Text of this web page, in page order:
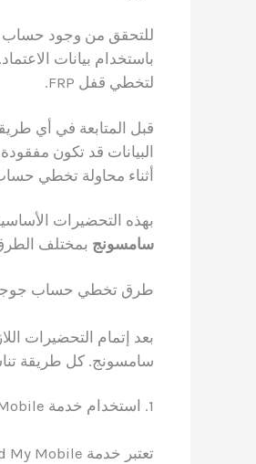
باستخدام بيانات
لتخطي قفل FRP.
قبل المتابعة في أي
البيانات قد تكون
أثناء محاولة تخطي
بهذه التحضيرات
سامسونج بمختلف
طرق تخطي حساب جوجل
بعد إتمام التحضيرات
سامسونج. كل طريقة
1. استخدام خدمة Find My Mobile